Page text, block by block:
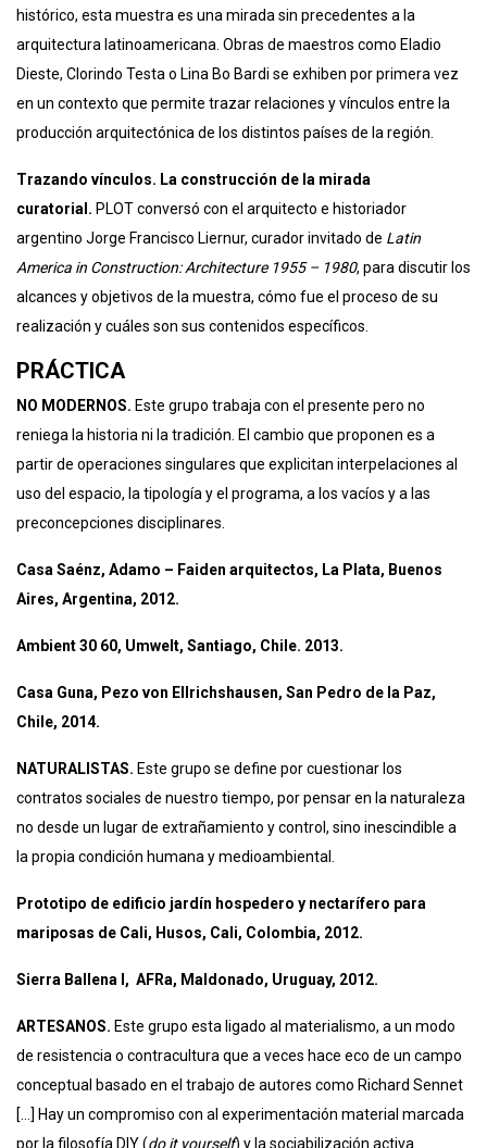
histórico, esta muestra es una mirada sin precedentes a la
arquitectura latinoamericana. Obras de maestros como Eladio
Dieste, Clorindo Testa o Lina Bo Bardi se exhiben por primera vez
en un contexto que permite trazar relaciones y vínculos entre la
producción arquitectónica de los distintos países de la región.
Trazando vínculos. La construcción de la mirada
curatorial. PLOT conversó con el arquitecto e historiador
argentino Jorge Francisco Liernur, curador invitado de Latin
America in Construction: Architecture 1955 – 1980, para discutir los
alcances y objetivos de la muestra, cómo fue el proceso de su
realización y cuáles son sus contenidos específicos.
PRÁCTICA
NO MODERNOS. Este grupo trabaja con el presente pero no
reniega la historia ni la tradición. El cambio que proponen es a
partir de operaciones singulares que explicitan interpelaciones al
uso del espacio, la tipología y el programa, a los vacíos y a las
preconcepciones disciplinares.
Casa Saénz, Adamo – Faiden arquitectos, La Plata, Buenos
Aires, Argentina, 2012.
Ambient 30 60, Umwelt, Santiago, Chile. 2013.
Casa Guna, Pezo von Ellrichshausen, San Pedro de la Paz,
Chile, 2014.
NATURALISTAS. Este grupo se define por cuestionar los
contratos sociales de nuestro tiempo, por pensar en la naturaleza
no desde un lugar de extrañamiento y control, sino inescindible a
la propia condición humana y medioambiental.
Prototipo de edificio jardín hospedero y nectarífero para
mariposas de Cali, Husos, Cali, Colombia, 2012.
Sierra Ballena I, AFRa, Maldonado, Uruguay, 2012.
ARTESANOS. Este grupo esta ligado al materialismo, a un modo
de resistencia o contracultura que a veces hace eco de un campo
conceptual basado en el trabajo de autores como Richard Sennet
[…] Hay un compromiso con al experimentación material marcada
por la filosofía DIY (do it yourself) y la sociabilización activa.